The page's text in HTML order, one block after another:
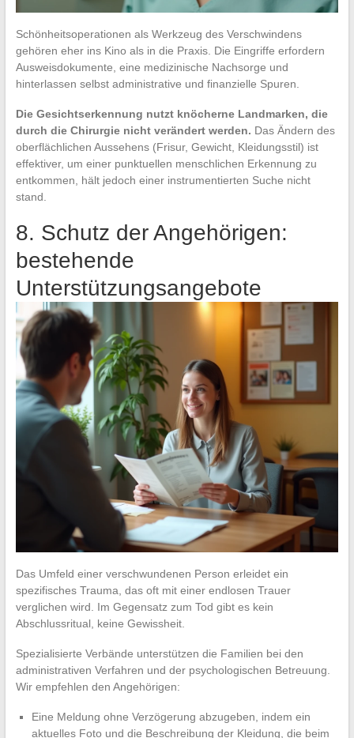
Schönheitsoperationen als Werkzeug des Verschwindens
gehören eher ins Kino als in die Praxis. Die Eingriffe erfordern
Ausweisdokumente, eine medizinische Nachsorge und
hinterlassen selbst administrative und finanzielle Spuren.
Die Gesichtserkennung nutzt knöcherne Landmarken, die
durch die Chirurgie nicht verändert werden. Das Ändern des
oberflächlichen Aussehens (Frisur, Gewicht, Kleidungsstil) ist
effektiver, um einer punktuellen menschlichen Erkennung zu
entkommen, hält jedoch einer instrumentierten Suche nicht
stand.
8. Schutz der Angehörigen:
bestehende
Unterstützungsangebote
Das Umfeld einer verschwundenen Person erleidet ein
spezifisches Trauma, das oft mit einer endlosen Trauer
verglichen wird. Im Gegensatz zum Tod gibt es kein
Abschlussritual, keine Gewissheit.
Spezialisierte Verbände unterstützen die Familien bei den
administrativen Verfahren und der psychologischen Betreuung.
Wir empfehlen den Angehörigen:
Eine Meldung ohne Verzögerung abzugeben, indem ein
aktuelles Foto und die Beschreibung der Kleidung, die beim